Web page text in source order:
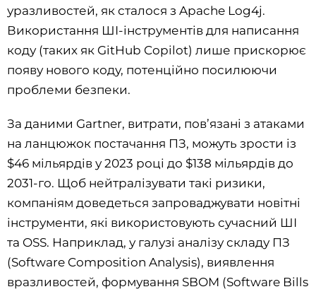
уразливостей, як сталося з Apache Log4j.
Використання ШІ-інструментів для написання
коду (таких як GitHub Copilot) лише прискорює
появу нового коду, потенційно посилюючи
проблеми безпеки.
За даними Gartner, витрати, пов’язані з атаками
на ланцюжок постачання ПЗ, можуть зрости із
$46 мільярдів у 2023 році до $138 мільярдів до
2031-го. Щоб нейтралізувати такі ризики,
компаніям доведеться запроваджувати новітні
інструменти, які використовують сучасний ШІ
та OSS. Наприклад, у галузі аналізу складу ПЗ
(Software Composition Analysis), виявлення
вразливостей, формування SBOM (Software Bills